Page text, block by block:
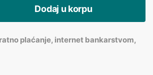
Dodaj u korpu
plaćanje, internet bankarstvom,